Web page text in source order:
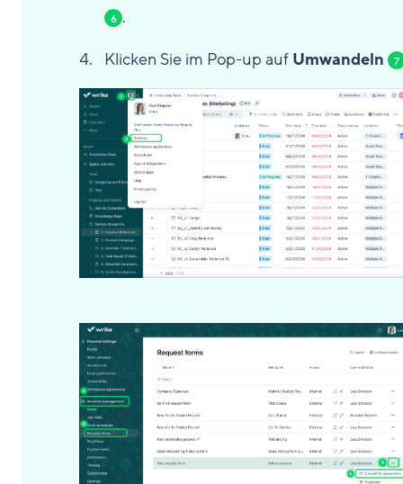
6 .
Klicken Sie im Pop-up auf Umwandeln 7